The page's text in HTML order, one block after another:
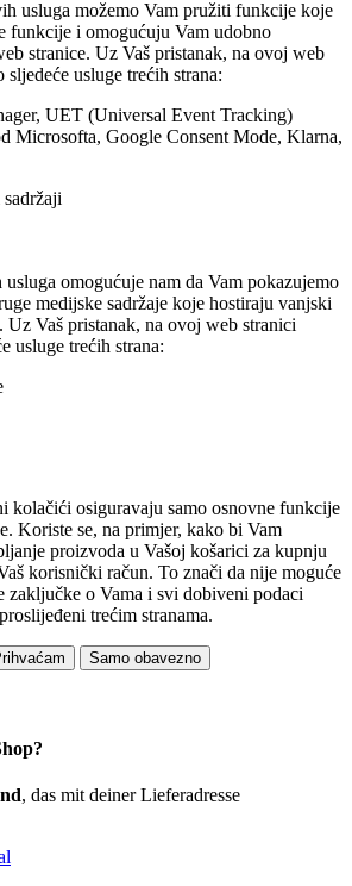
usluga možemo Vam pružiti funkcije koje
funkcije i omogućuju Vam udobno
stranice. Uz Vaš pristanak, na ovoj web
usluge trećih strana:
UET (Universal Event Tracking)
Microsofta, Google Consent Mode, Klarna,
omogućuje nam da Vam pokazujemo
medijske sadržaje koje hostiraju vanjski
Uz Vaš pristanak, na ovoj web stranici
usluge trećih strana:
kolačići osiguravaju samo osnovne funkcije
Koriste se, na primjer, kako bi Vam
proizvoda u Vašoj košarici za kupnju
korisnički račun. To znači da nije moguće
zaključke o Vama i svi dobiveni podaci
trećim stranama.
Samo obavezno
, das mit deiner Lieferadresse